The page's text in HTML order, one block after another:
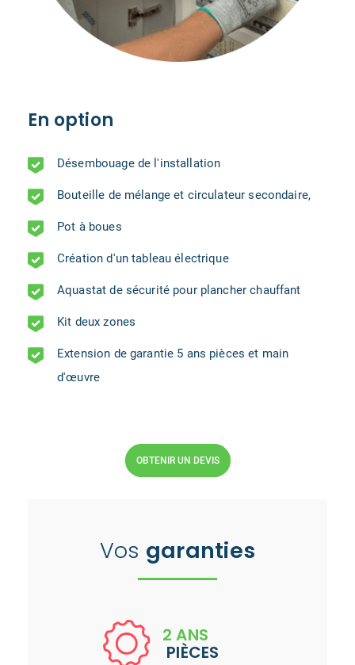
En option
Désembouage de l'installation
Bouteille de mélange et circulateur secondaire,
Pot à boues
Création d'un tableau électrique
Aquastat de sécurité pour plancher chauffant
Kit deux zones
Extension de garantie 5 ans pièces et main
d'œuvre
OBTENIR UN DEVIS
Vos garanties
2 ANS
PIÈCES